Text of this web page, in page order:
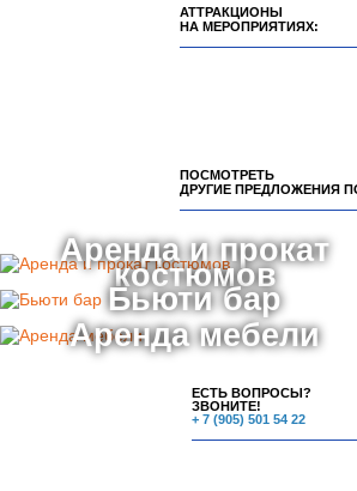
АТТРАКЦИОНЫ
НА МЕРОПРИЯТИЯХ:
ПОСМОТРЕТЬ
ДРУГИЕ ПРЕДЛОЖЕНИЯ
Аренда и прокат
костюмов
Бьюти бар
Аренда мебели
ЕСТЬ ВОПРОСЫ?
ЗВОНИТЕ!
+ 7 (905) 501 54 22